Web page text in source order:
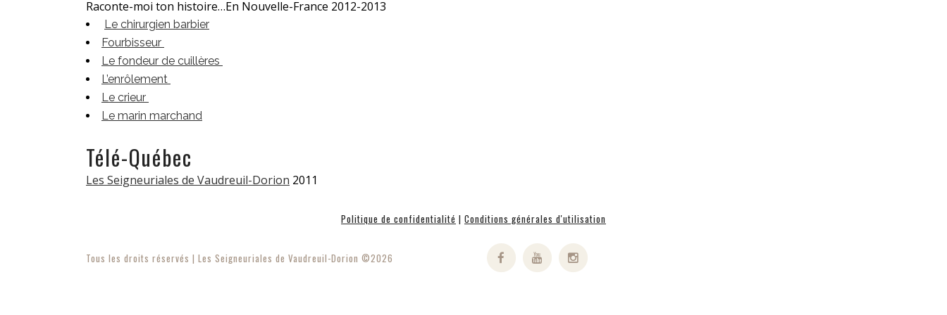
Raconte-moi ton histoire…En Nouvelle-France 2012-2013
Le chirurgien barbier
Fourbisseur
Le fondeur de cuillères
L’enrôlement
Le crieur
Le marin marchand
Télé-Québec
Les Seigneuriales de Vaudreuil-Dorion 2011
Politique de confidentialité | Conditions générales d'utilisation
Tous les droits réservés | Les Seigneuriales de Vaudreuil-Dorion ©2026